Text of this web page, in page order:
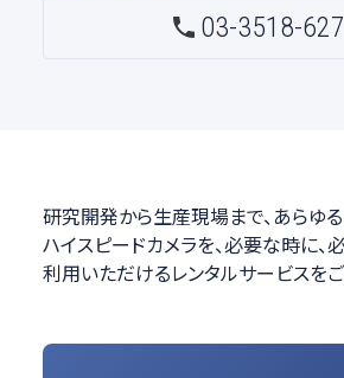
03-3518-
研究開発から生産現場まで、あらゆ
ハイスピードカメラを、必要な時に
利用いただけるレンタルサービスをご